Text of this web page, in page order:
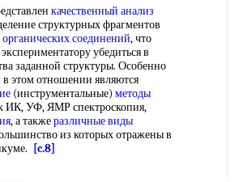
качественный анализ
структурных фрагментов
соединений, что
убедиться в
заданной структуры. Особенно
этом отношении являются
(инструментальные) методы
ИК, УФ, ЯМР спектроскопия,
, а такжеразличные виды
из которых отражены в
[c.8]